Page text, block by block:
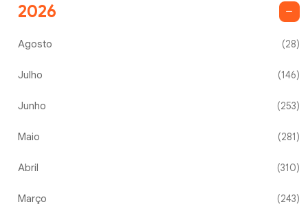
2026
Agosto (28)
Julho (146)
Junho (253)
Maio (281)
Abril (310)
Março (243)